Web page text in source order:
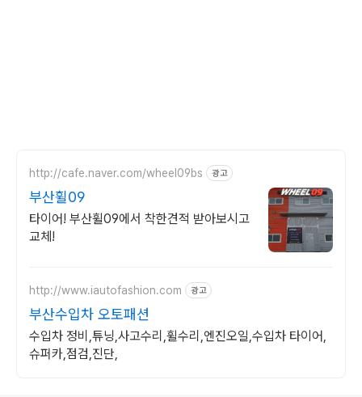
http://cafe.naver.com/wheel09bs 광고
부산휠09
타이어! 부산휠09에서 착한견적 받아보시고
교체!
http://www.iautofashion.com 광고
부산수입차 오토패션
수입차 정비,튜닝,사고수리,휠수리,엔진오일,수입차 타이어,
슈퍼카,점검,진단,